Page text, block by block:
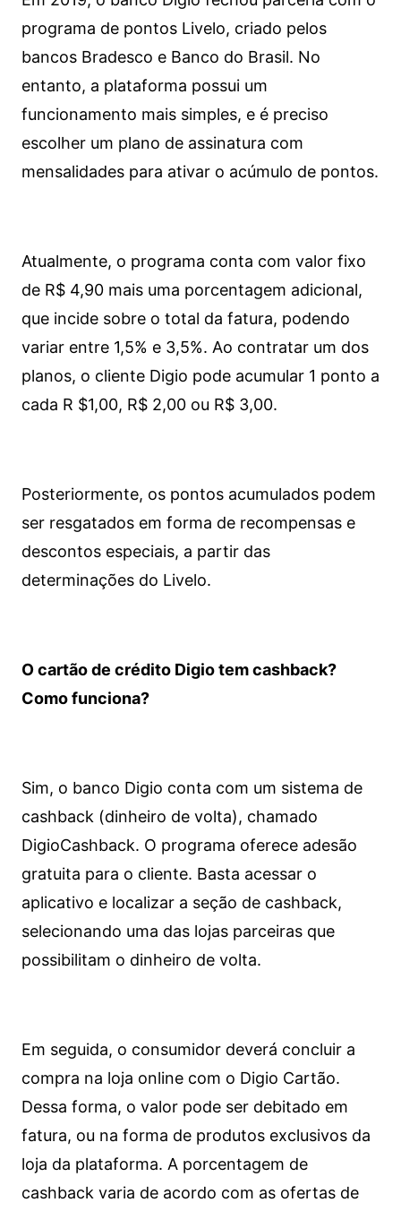
programa de pontos Livelo, criado pelos
bancos Bradesco e Banco do Brasil. No
entanto, a plataforma possui um
funcionamento mais simples, e é preciso
escolher um plano de assinatura com
mensalidades para ativar o acúmulo de pontos.
Atualmente, o programa conta com valor fixo
de R$ 4,90 mais uma porcentagem adicional,
que incide sobre o total da fatura, podendo
variar entre 1,5% e 3,5%. Ao contratar um dos
planos, o cliente Digio pode acumular 1 ponto a
cada R $1,00, R$ 2,00 ou R$ 3,00.
Posteriormente, os pontos acumulados podem
ser resgatados em forma de recompensas e
descontos especiais, a partir das
determinações do Livelo.
O cartão de crédito Digio tem cashback?
Como funciona?
Sim, o banco Digio conta com um sistema de
cashback (dinheiro de volta), chamado
DigioCashback. O programa oferece adesão
gratuita para o cliente. Basta acessar o
aplicativo e localizar a seção de cashback,
selecionando uma das lojas parceiras que
possibilitam o dinheiro de volta.
Em seguida, o consumidor deverá concluir a
compra na loja online com o Digio Cartão.
Dessa forma, o valor pode ser debitado em
fatura, ou na forma de produtos exclusivos da
loja da plataforma. A porcentagem de
cashback varia de acordo com as ofertas de